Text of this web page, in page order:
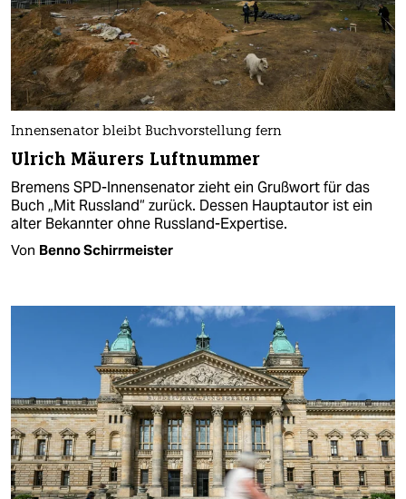
Innensenator bleibt Buchvorstellung fern
Ulrich Mäurers Luftnummer
Bremens SPD-Innensenator zieht ein Grußwort für das
Buch „Mit Russland“ zurück. Dessen Hauptautor ist ein
alter Bekannter ohne Russland-Expertise.
Von Benno Schirrmeister